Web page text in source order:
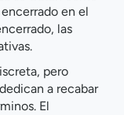
en el
las
pero
a recabar
El